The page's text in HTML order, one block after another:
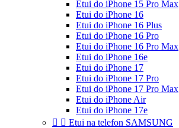
Etui do iPhone 15 Pro Max
Etui do iPhone 16
Etui do iPhone 16 Plus
Etui do iPhone 16 Pro
Etui do iPhone 16 Pro Max
Etui do iPhone 16e
Etui do iPhone 17
Etui do iPhone 17 Pro
Etui do iPhone 17 Pro Max
Etui do iPhone Air
Etui do iPhone 17e
  Etui na telefon SAMSUNG